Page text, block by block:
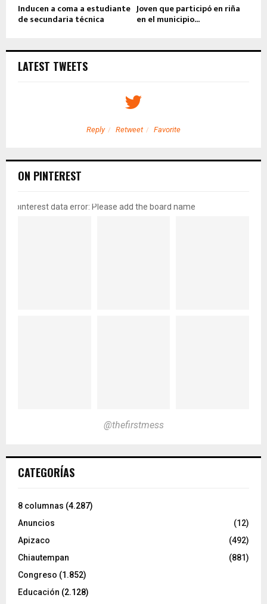
Inducen a coma a estudiante
de secundaria técnica
Joven que participó en riña
en el municipio...
LATEST TWEETS
Reply Retweet Favorite
ON PINTEREST
pinterest data error: Please add the board name
@thefirstmess
CATEGORÍAS
8 columnas (4.287)
Anuncios
(12)
Apizaco
(492)
Chiautempan
(881)
Congreso (1.852)
Educación (2.128)